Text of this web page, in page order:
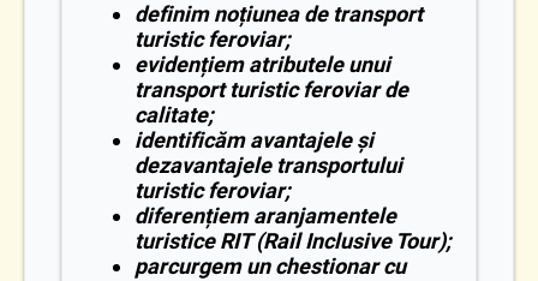
definim noțiunea de transport
turistic feroviar;
evidențiem atributele unui
transport turistic feroviar de
calitate;
identificăm avantajele și
dezavantajele transportului
turistic feroviar;
diferențiem aranjamentele
turistice RIT (Rail Inclusive Tour);
parcurgem un chestionar cu